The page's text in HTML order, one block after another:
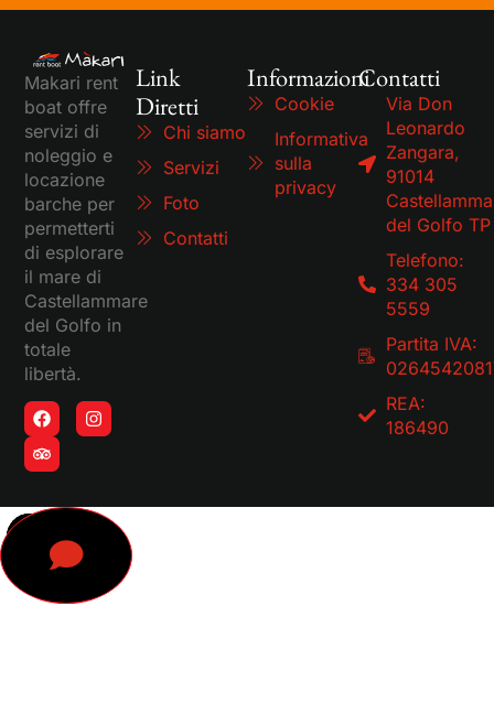
Makari rent
boat offre
servizi di
noleggio e
locazione
barche per
permetterti
di esplorare
il mare di
Castellammare
del Golfo in
totale
libertà.
Link
Diretti
Chi siamo
Servizi
Foto
Contatti
Informazioni
Cookie
Informativa
sulla
privacy
Contatti
Via Don
Leonardo
Zangara,
91014
del Golfo TP
Telefono:
334 305
5559
Partita IVA:
REA:
186490